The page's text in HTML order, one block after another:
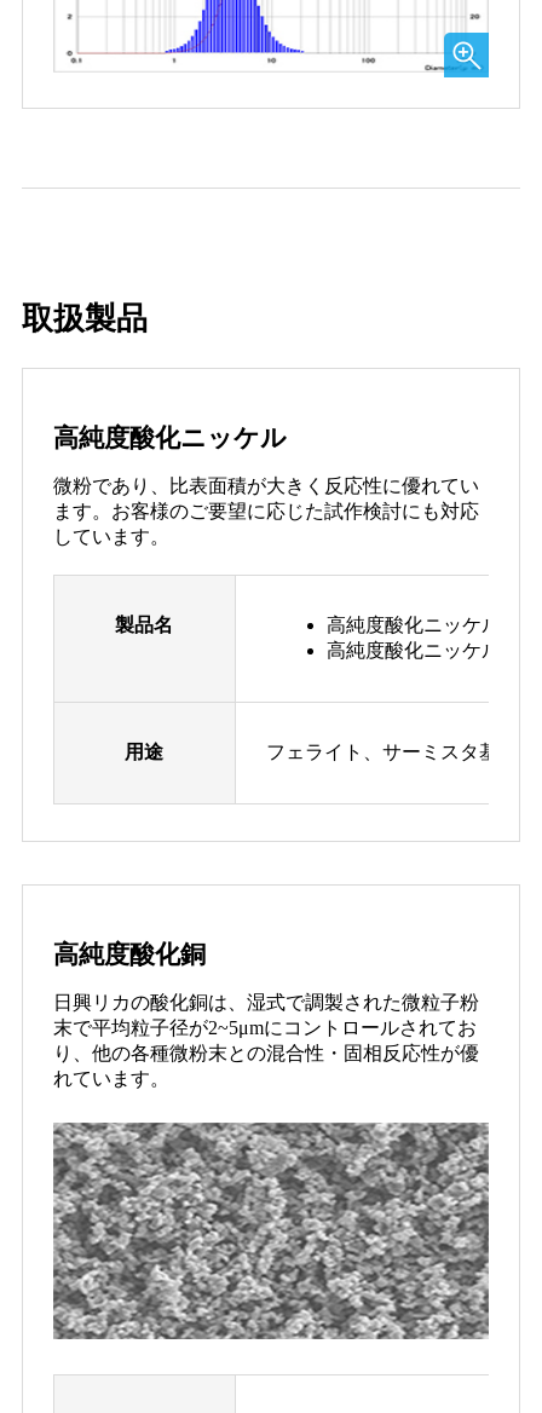
取扱製品
高純度酸化ニッケル
微粉であり、比表面積が大きく反応性に優れてい
ます。お客様のご要望に応じた試作検討にも対応
しています。
製品名
高純度酸化ニッケルF
高純度酸化ニッケルA
用途 フェライト、サーミスタ基材、
高純度酸化銅
日興リカの酸化銅は、湿式で調製された微粒子粉
末で平均粒子径が2~5μmにコントロールされてお
り、他の各種微粉末との混合性・固相反応性が優
れています。